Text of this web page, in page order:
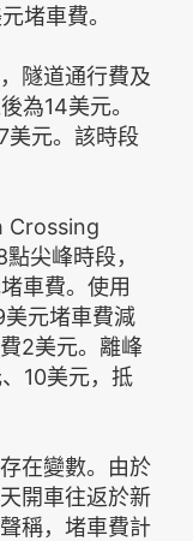
堵車費。
隧道通行費及
為14美元。
美元。該時段
Crossing
尖峰時段，
車費。使用
元堵車費減
2美元。離峰
10美元，抵
在變數。由於
開車往返於新
稱，堵車費計